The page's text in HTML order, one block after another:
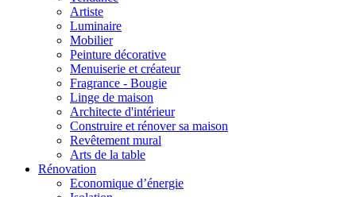
Artiste
Luminaire
Mobilier
Peinture décorative
Menuiserie et créateur
Fragrance - Bougie
Linge de maison
Architecte d'intérieur
Construire et rénover sa maison
Revêtement mural
Arts de la table
Rénovation
Economique d’énergie